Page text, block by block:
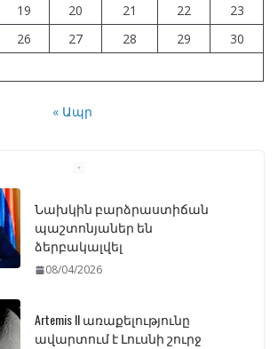
19 20 21 22
23
26 27 28 29
30
« Ապր
Artemis II առաքելությունը
ավարտում է Լուսնի շուրջ
թռիչքը և վերադառնում Երկիր
07/04/2026
ԱԺ–ում առաջին ընթերցմամբ
ընդունվեց «Ընտրական